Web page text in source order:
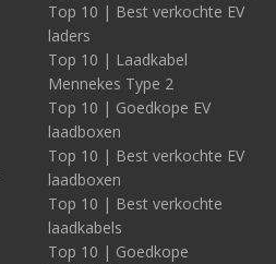
Top 10 | Best verkochte EV
laders
Top 10 | Laadkabel
Mennekes Type 2
Top 10 | Goedkope EV
laadboxen
Top 10 | Best verkochte EV
laadboxen
Top 10 | Best verkochte
laadkabels
Top 10 | Goedkope